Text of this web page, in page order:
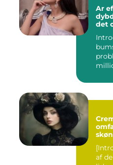
Ar
det
af